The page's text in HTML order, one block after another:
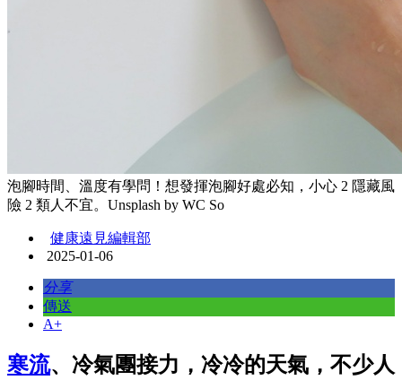
泡腳時間、溫度有學問！想發揮泡腳好處必知，小心 2 隱藏風
險 2 類人不宜。Unsplash by WC So
健康遠見編輯部
2025-01-06
分享
傳送
A+
寒流、冷氣團接力，冷冷的天氣，不少人